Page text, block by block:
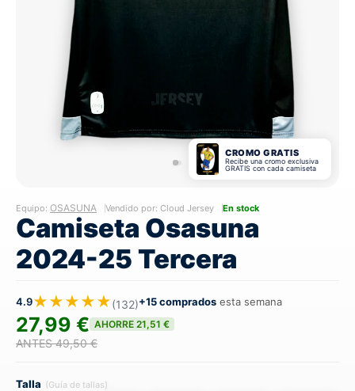
CROMO GRATIS
Recibe una cromo exclusiva
GRATIS con cada camiseta
Equipo: OSASUNA Vendido por: Cloud Jersey En stock
Camiseta Osasuna
2024-25 Tercera
4.9★★★★★(132)+15 comprados esta semana
27,99 € AHORRE 21,51 €
ANTES 49,50 €
Talla (Guía de tallas)